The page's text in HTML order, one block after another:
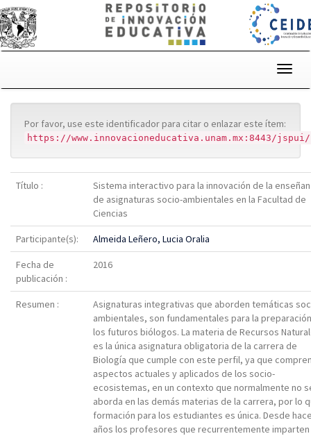
Por favor, use este identificador para citar o enlazar este ítem:
https://www.innovacioneducativa.unam.mx:8443/jspui/
Título :
Sistema interactivo para la innovación de la
de asignaturas socio-ambientales en la Facultad de
Ciencias
Participante(s): Almeida Leñero, Lucia Oralia
Fecha de
publicación :
2016
Resumen :
Asignaturas integrativas que aborden temáticas
ambientales, son fundamentales para la
los futuros biólogos. La materia de Recursos
es la única asignatura obligatoria de la carrera de
Biología que cumple con este perfil, ya que
aspectos actuales y aplicados de los socio-
ecosistemas, en un contexto que normalmente no
aborda en las demás materias de la carrera, por lo
formación para los estudiantes es única. Desde
años los profesores que recurrentemente imparten